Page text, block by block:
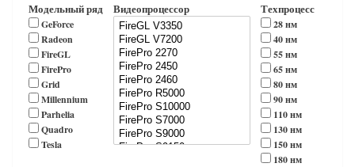
Модельный ряд
GeForce
Radeon
FireGL
FirePro
Grid
Millennium
Parhelia
Quadro
Tesla
Видеопроцессор Техпроцесс
28 нм
40 нм
55 нм
65 нм
80 нм
90 нм
110 нм
130 нм
150 нм
180 нм